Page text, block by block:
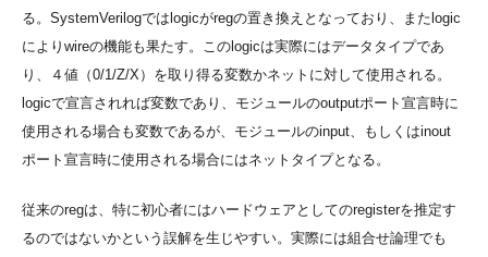
る。SystemVerilogではlogicがregの置き換えとなっており、またlogic
によりwireの機能も果たす。このlogicは実際にはデータタイプであ
り、４値（0/1/Z/X）を取り得る変数かネットに対して使用される。
logicで宣言されれば変数であり、モジュールのoutputポート宣言時に
使用される場合も変数であるが、モジュールのinput、もしくはinout
ポート宣言時に使用される場合にはネットタイプとなる。
従来のregは、特に初心者にはハードウェアとしてのregisterを推定す
るのではないかという誤解を生じやすい。実際には組合せ論理でも